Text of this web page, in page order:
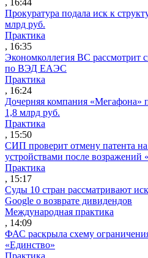
Прокуратура подала иск к
млрд руб.
Практика
, 16:35
Экономколлегия ВС рассмотрит
по ВЭД ЕАЭС
Практика
, 16:24
Дочерняя компания «Мегафона»
1,8 млрд руб.
Практика
, 15:50
СИП проверит отмену патента
устройствами после возражений
Практика
, 15:17
Суды 10 стран рассматривают
Google о возврате дивидендов
Международная практика
, 14:09
ФАС раскрыла схему
«Единство»
Практика